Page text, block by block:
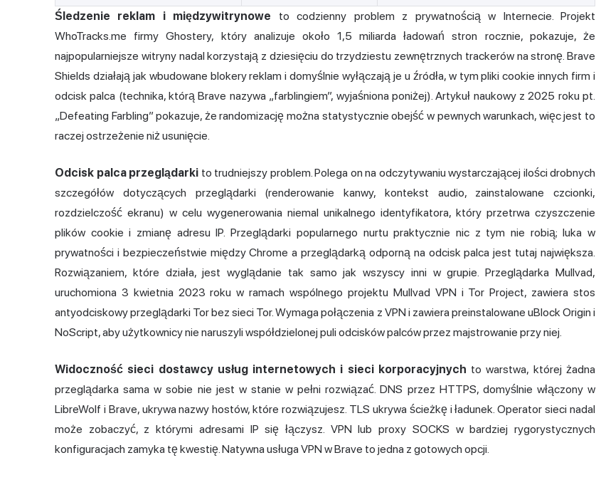
Śledzenie reklam i międzywitrynowe to codzienny problem z prywatnością w Internecie. Projekt
WhoTracks.me firmy Ghostery, który analizuje około 1,5 miliarda ładowań stron rocznie, pokazuje, że
najpopularniejsze witryny nadal korzystają z dziesięciu do trzydziestu zewnętrznych trackerów na stronę. Brave
Shields działają jak wbudowane blokery reklam i domyślnie wyłączają je u źródła, w tym pliki cookie innych firm i
odcisk palca (technika, którą Brave nazywa „farblingiem”, wyjaśniona poniżej). Artykuł naukowy z 2025 roku pt.
„Defeating Farbling” pokazuje, że randomizację można statystycznie obejść w pewnych warunkach, więc jest to
raczej ostrzeżenie niż usunięcie.
Odcisk palca przeglądarki to trudniejszy problem. Polega on na odczytywaniu wystarczającej ilości drobnych
szczegółów dotyczących przeglądarki (renderowanie kanwy, kontekst audio, zainstalowane czcionki,
rozdzielczość ekranu) w celu wygenerowania niemal unikalnego identyfikatora, który przetrwa czyszczenie
plików cookie i zmianę adresu IP. Przeglądarki popularnego nurtu praktycznie nic z tym nie robią; luka w
prywatności i bezpieczeństwie między Chrome a przeglądarką odporną na odcisk palca jest tutaj największa.
Rozwiązaniem, które działa, jest wyglądanie tak samo jak wszyscy inni w grupie.Przeglądarka Mullvad,
uruchomiona 3 kwietnia 2023 roku w ramach wspólnego projektu Mullvad VPN i Tor Project, zawiera stos
antyodciskowy przeglądarki Tor bez sieci Tor. Wymaga połączenia z VPN i zawiera preinstalowane uBlock Origin i
NoScript, aby użytkownicy nie naruszyli współdzielonej puli odcisków palców przez majstrowanie przy niej.
Widoczność sieci dostawcy usług internetowych i sieci korporacyjnych to warstwa, której żadna
przeglądarka sama w sobie nie jest w stanie w pełni rozwiązać. DNS przez HTTPS, domyślnie włączony w
LibreWolf i Brave, ukrywa nazwy hostów, które rozwiązujesz. TLS ukrywa ścieżkę i ładunek. Operator sieci nadal
może zobaczyć, z którymi adresami IP się łączysz. VPN lub proxy SOCKS w bardziej rygorystycznych
konfiguracjach zamyka tę kwestię. Natywna usługa VPN w Brave to jedna z gotowych opcji.